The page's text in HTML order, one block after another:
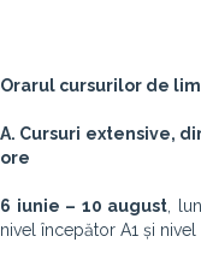
Orarul cursurilor de
A. Cursuri extensive,
ore
6 iunie – 10 august ,
nivel începător A1 și nivel